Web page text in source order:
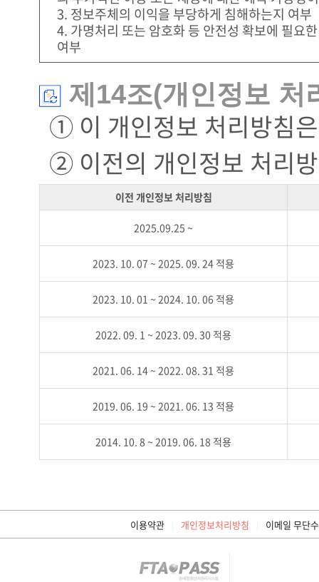
3. 정보주체의 이익을 부당하게 침해하는지 여부
4. 가명처리 또는 암호화 등 안전성 확보에 필요
여부
제14조(개인정보 처
① 이 개인정보 처리방침
② 이전의 개인정보 처리
이전 개인정보 처리방침
2025.09.25 ~
2023. 10. 07 ~ 2025. 09. 24 적용
2023. 10. 01 ~ 2024. 10. 06 적용
2022. 09. 1 ~ 2023. 09. 30 적용
2021. 06. 14 ~ 2022. 08. 31 적용
2019. 06. 19 ~ 2021. 06. 13 적용
2014. 10. 8 ~ 2019. 06. 18 적용
이용약관 개인정보처리방침 이메일 무단